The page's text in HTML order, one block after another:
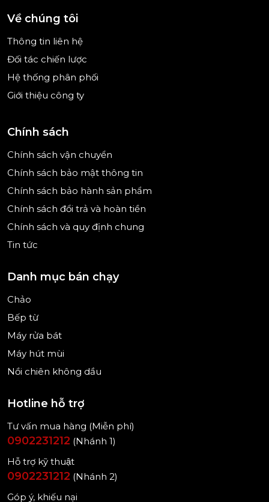
Về chúng tôi
Thông tin liên hệ
Đối tác chiến lược
Hệ thống phân phối
Giới thiệu công ty
Chính sách
Chính sách vận chuyển
Chính sách bảo mật thông tin
Chính sách bảo hành sản phẩm
Chính sách đổi trả và hoàn tiền
Chính sách và quy định chung
Tin tức
Danh mục bán chạy
Chảo
Bếp từ
Máy rửa bát
Máy hút mùi
Nồi chiên không dầu
Hotline hỗ trợ
Tư vấn mua hàng (Miễn phí)
0902231212 (Nhánh 1)
Hỗ trợ kỹ thuật
0902231212 (Nhánh 2)
Góp ý, khiếu nại